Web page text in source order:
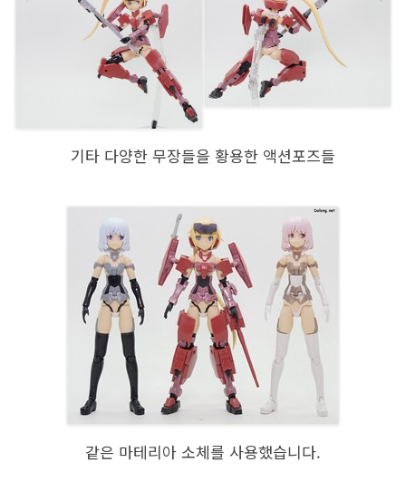
기타 다양한 무장들을 황용한 액션포즈들
같은 마테리아 소체를 사용했습니다.